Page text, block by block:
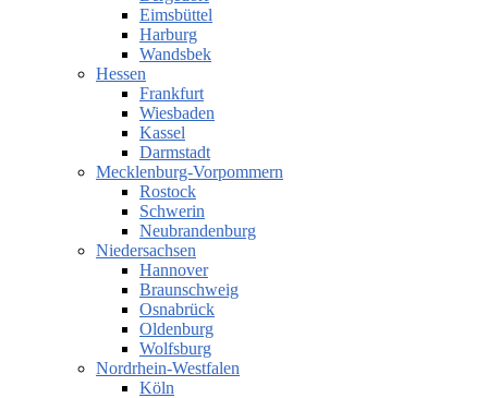
Eimsbüttel
Harburg
Wandsbek
Hessen
Frankfurt
Wiesbaden
Kassel
Darmstadt
Mecklenburg-Vorpommern
Rostock
Schwerin
Neubrandenburg
Niedersachsen
Hannover
Braunschweig
Osnabrück
Oldenburg
Wolfsburg
Nordrhein-Westfalen
Köln